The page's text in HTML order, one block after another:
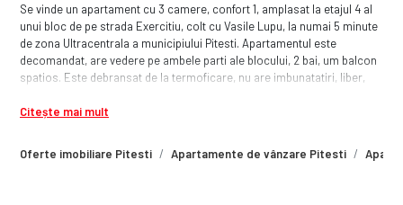
Oferte imobiliare Pitesti Apartamente de vânzare Pitesti
Se vinde un apartament cu 3 camere, confort 1, amplasat la etajul 4 al
unui bloc de pe strada Exercitiu, colt cu Vasile Lupu, la numai 5 minute
de zona Ultracentrala a municipiului Pitesti. Apartamentul este
decomandat, are vedere pe ambele parti ale blocului, 2 bai, um balcon
spatios. Este debransat de la termoficare, nu are imbunatatiri, liber,
Citește mai mult